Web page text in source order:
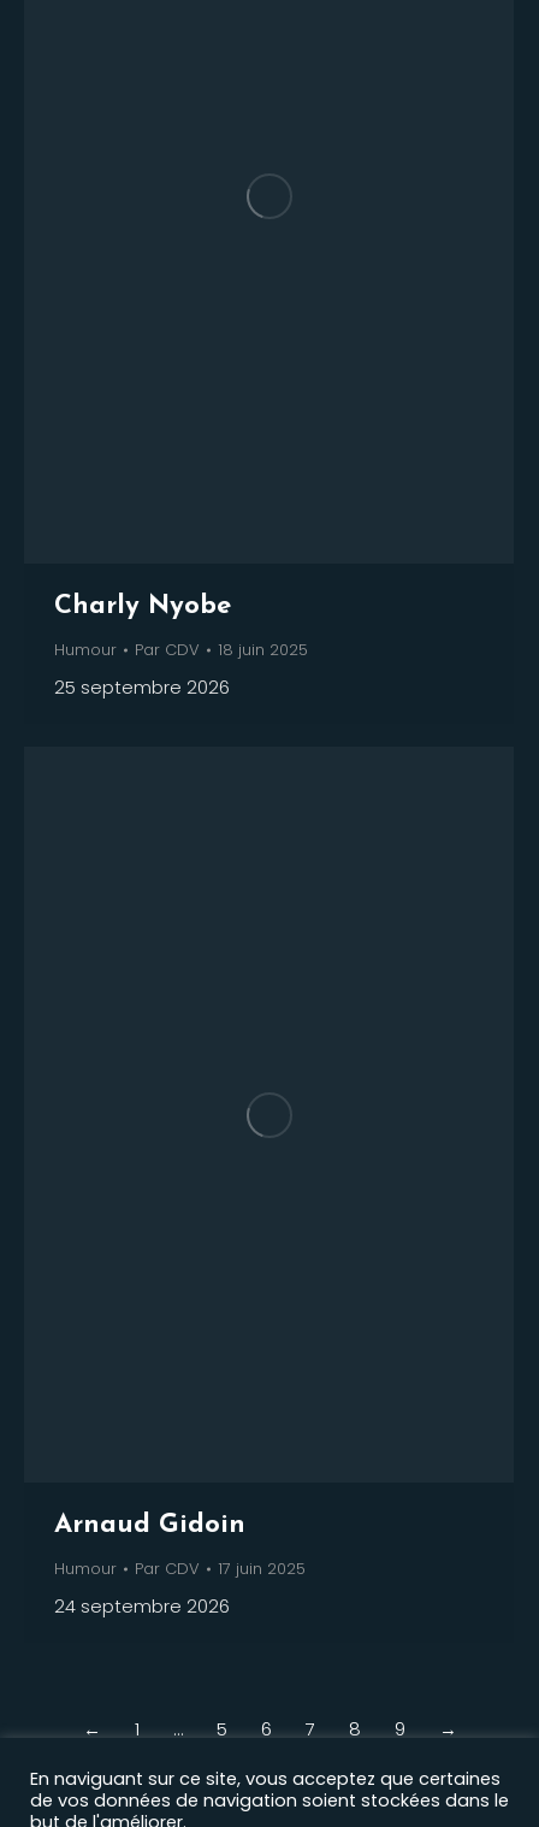
Charly Nyobe
Humour Par CDV 18 juin 2025
25 septembre 2026
Arnaud Gidoin
Humour Par CDV 17 juin 2025
24 septembre 2026
← 1 … 5 6 7 8 9 →
En naviguant sur ce site, vous acceptez que certaines
de vos données de navigation soient stockées dans le
but de l'améliorer.